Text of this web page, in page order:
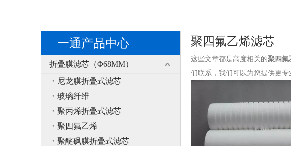
一通产品中心
折叠膜滤芯（Φ68MM）
尼龙膜折叠式滤芯
玻璃纤维
聚丙烯折叠式滤芯
聚四氟乙烯
聚醚砜膜折叠式滤芯
聚四氟乙烯滤芯
这些文章都是高度相关的聚四氟
们联系，我们可以为您提供更专